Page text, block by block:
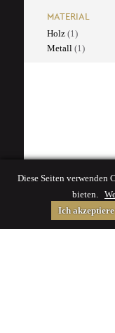
MATERIAL
Holz (1)
Metall (1)
Diese Seiten verwenden
bieten.
Ich